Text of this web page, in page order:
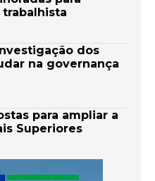
dos
na governança
para ampliar a
Superiores